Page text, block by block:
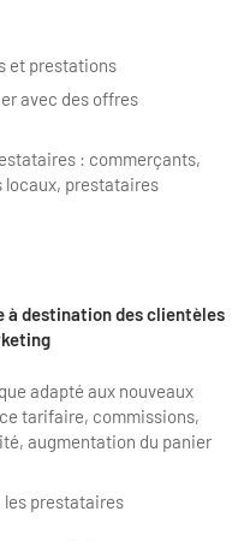
et prestations
avec des offres
: commerçants,
prestataires
à destination des clientèles
adapté aux nouveaux
tarifaire, commissions,
augmentation du panier
prestataires